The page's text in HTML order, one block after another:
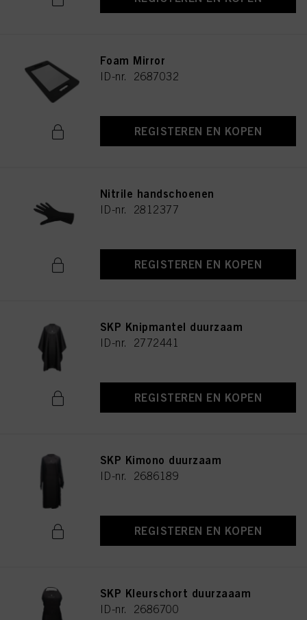
Foam Mirror
ID-nr. 2687032
REGISTEREN EN KOPEN
Nitrile handschoenen
ID-nr. 2812377
REGISTEREN EN KOPEN
SKP Knipmantel duurzaam
ID-nr. 2772441
REGISTEREN EN KOPEN
SKP Kimono duurzaam
ID-nr. 2686189
REGISTEREN EN KOPEN
SKP Kleurschort duurzaaam
ID-nr. 2686700